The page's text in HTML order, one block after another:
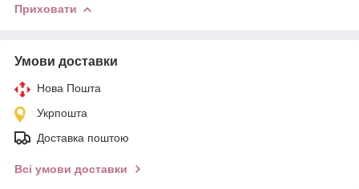
Приховати
Умови доставки
Нова Пошта
Укрпошта
Доставка поштою
Всі умови доставки